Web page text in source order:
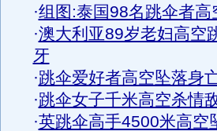
·组图:泰国98名跳伞者高
·澳大利亚89岁老妇高空
牙
·跳伞爱好者高空坠落身
·跳伞女子千米高空杀情
·英跳伞高手4500米高空